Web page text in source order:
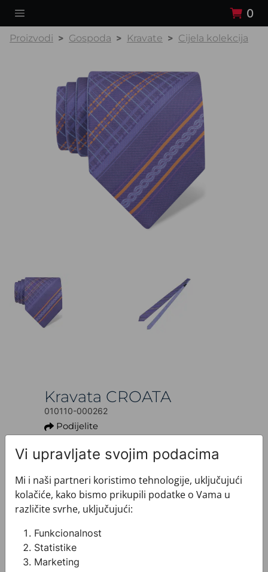
0
Proizvodi Gospoda Kravate Cijela kolekcija
Kravata CROATA
010110-000262
Podijelite
Ovaj proizvod više nije dostupan.
+ INFO O PROIZVODU
Dezen: Tematski
Model: S dva lica
Boja: Ljubičasta
Proizvod: Kravata
Veličina: Standardna 8 cm
Vi upravljate svojim podacima
Mi i naši partneri koristimo tehnologije, uključujući
kolačiće, kako bismo prikupili podatke o Vama u
različite svrhe, uključujući:
Funkcionalnost
Statistike
Marketing